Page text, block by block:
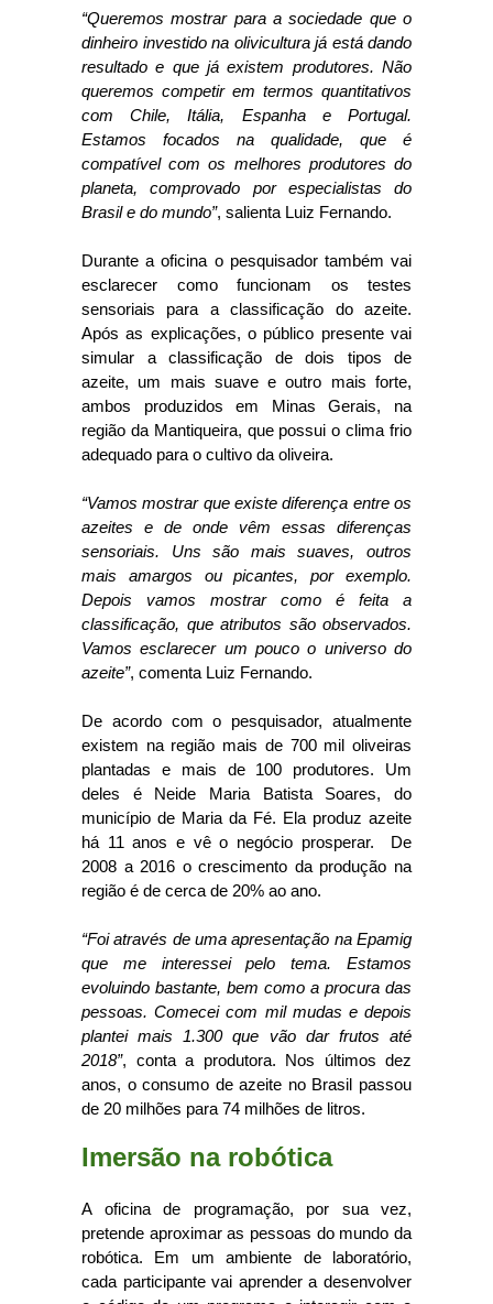
“Queremos mostrar para a sociedade que o
dinheiro investido na olivicultura já está dando
resultado e que já existem produtores. Não
queremos competir em termos quantitativos
com Chile, Itália, Espanha e Portugal.
Estamos focados na qualidade, que é
compatível com os melhores produtores do
planeta, comprovado por especialistas do
Brasil e do mundo”, salienta Luiz Fernando.
Durante a oficina o pesquisador também vai
esclarecer como funcionam os testes
sensoriais para a classificação do azeite.
Após as explicações, o público presente vai
simular a classificação de dois tipos de
azeite, um mais suave e outro mais forte,
ambos produzidos em Minas Gerais, na
região da Mantiqueira, que possui o clima frio
adequado para o cultivo da oliveira.
“Vamos mostrar que existe diferença entre os
azeites e de onde vêm essas diferenças
sensoriais. Uns são mais suaves, outros
mais amargos ou picantes, por exemplo.
Depois vamos mostrar como é feita a
classificação, que atributos são observados.
Vamos esclarecer um pouco o universo do
azeite”, comenta Luiz Fernando.
De acordo com o pesquisador, atualmente
existem na região mais de 700 mil oliveiras
plantadas e mais de 100 produtores. Um
deles é Neide Maria Batista Soares, do
município de Maria da Fé. Ela produz azeite
há 11 anos e vê o negócio prosperar. De
2008 a 2016 o crescimento da produção na
região é de cerca de 20% ao ano.
“Foi através de uma apresentação na Epamig
que me interessei pelo tema. Estamos
evoluindo bastante, bem como a procura das
pessoas. Comecei com mil mudas e depois
plantei mais 1.300 que vão dar frutos até
2018”, conta a produtora. Nos últimos dez
anos, o consumo de azeite no Brasil passou
de 20 milhões para 74 milhões de litros.
Imersão na robótica
A oficina de programação, por sua vez,
pretende aproximar as pessoas do mundo da
robótica. Em um ambiente de laboratório,
cada participante vai aprender a desenvolver